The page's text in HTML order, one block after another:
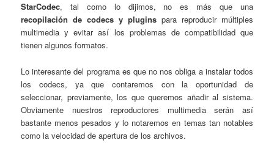
StarCodec, tal como lo dijimos, no es más que una
recopilación de codecs y plugins para reproducir múltiples
multimedia y evitar así los problemas de compatibilidad que
tienen algunos formatos.
Lo interesante del programa es que no nos obliga a instalar todos
los codecs, ya que contaremos con la oportunidad de
seleccionar, previamente, los que queremos añadir al sistema.
Obviamente nuestros reproductores multimedia serán así
bastante menos pesados y lo notaremos en temas tan notables
como la velocidad de apertura de los archivos.